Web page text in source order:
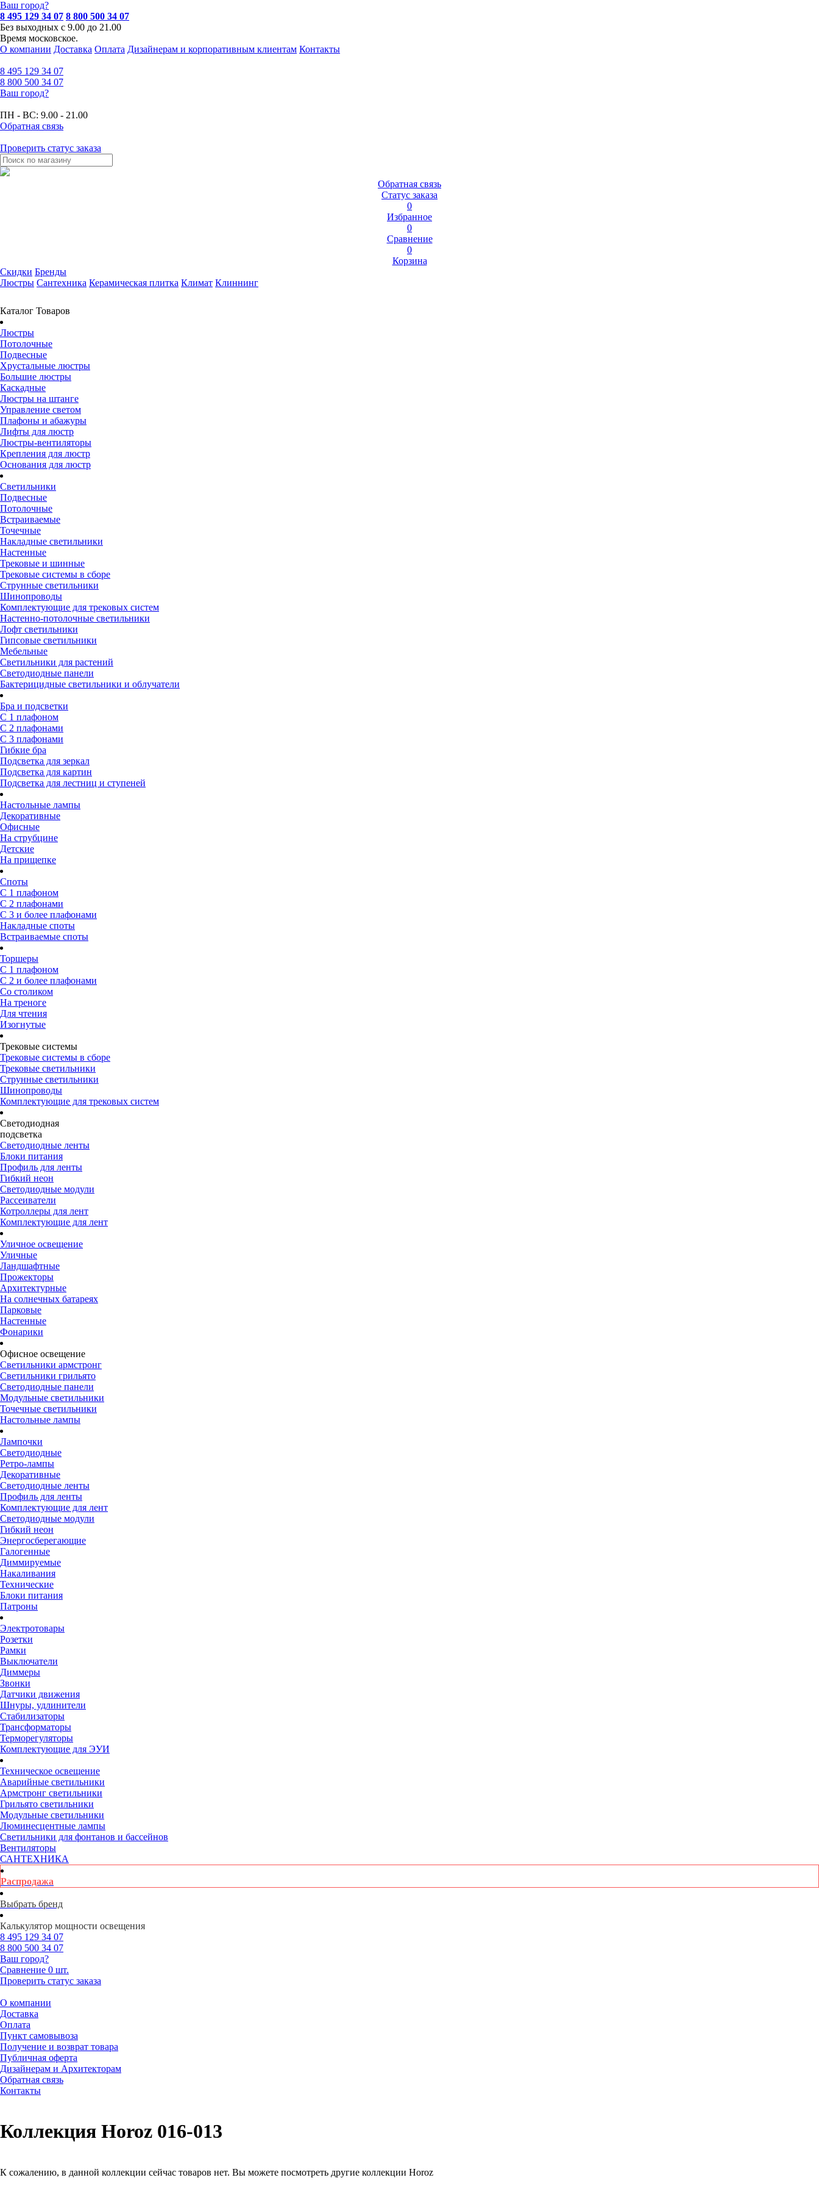
Ваш город?
8 495 129 34 07 8 800 500 34 07
Без выходных с 9.00 до 21.00
Время московское.
О компании Доставка Оплата Дизайнерам и корпоративным клиентам Контакты
8 495 129 34 07
8 800 500 34 07
Ваш город?
ПН - ВС: 9.00 - 21.00
Обратная связь
Проверить статус заказа
Обратная связь
Статус заказа
0
Избранное
0
Сравнение
0
Корзина
Скидки Бренды
Люстры Сантехника Керамическая плитка Климат Клиннинг
Каталог Товаров
Люстры
Потолочные
Подвесные
Хрустальные люстры
Большие люстры
Каскадные
Люстры на штанге
Управление светом
Плафоны и абажуры
Лифты для люстр
Люстры-вентиляторы
Крепления для люстр
Основания для люстр
Светильники
Подвесные
Потолочные
Встраиваемые
Точечные
Накладные светильники
Настенные
Трековые и шинные
Трековые системы в сборе
Струнные светильники
Шинопроводы
Комплектующие для трековых систем
Настенно-потолочные светильники
Лофт светильники
Гипсовые светильники
Мебельные
Светильники для растений
Светодиодные панели
Бактерицидные светильники и облучатели
Бра и подсветки
С 1 плафоном
С 2 плафонами
С 3 плафонами
Гибкие бра
Подсветка для зеркал
Подсветка для картин
Подсветка для лестниц и ступеней
Настольные лампы
Декоративные
Офисные
На струбцине
Детские
На прищепке
Споты
С 1 плафоном
С 2 плафонами
С 3 и более плафонами
Накладные споты
Встраиваемые споты
Торшеры
С 1 плафоном
С 2 и более плафонами
Со столиком
На треноге
Для чтения
Изогнутые
Трековые системы
Трековые системы в сборе
Трековые светильники
Струнные светильники
Шинопроводы
Комплектующие для трековых систем
Светодиодная
подсветка
Светодиодные ленты
Блоки питания
Профиль для ленты
Гибкий неон
Светодиодные модули
Рассеиватели
Котроллеры для лент
Комплектующие для лент
Уличное освещение
Уличные
Ландшафтные
Прожекторы
Архитектурные
На солнечных батареях
Парковые
Настенные
Фонарики
Офисное освещение
Светильники армстронг
Светильники грильято
Светодиодные панели
Модульные светильники
Точечные светильники
Настольные лампы
Лампочки
Светодиодные
Ретро-лампы
Декоративные
Светодиодные ленты
Профиль для ленты
Комплектующие для лент
Светодиодные модули
Гибкий неон
Энергосберегающие
Галогенные
Диммируемые
Накаливания
Технические
Блоки питания
Патроны
Электротовары
Розетки
Рамки
Выключатели
Диммеры
Звонки
Датчики движения
Шнуры, удлинители
Стабилизаторы
Трансформаторы
Терморегуляторы
Комплектующие для ЭУИ
Техническое освещение
Аварийные светильники
Армстронг светильники
Грильято светильники
Модульные светильники
Люминесцентные лампы
Светильники для фонтанов и бассейнов
Вентиляторы
САНТЕХНИКА
Распродажа
Выбрать бренд
Калькулятор мощности освещения
8 495 129 34 07
8 800 500 34 07
Ваш город?
Сравнение 0 шт.
Проверить статус заказа
О компании
Доставка
Оплата
Пункт самовывоза
Получение и возврат товара
Публичная оферта
Дизайнерам и Архитекторам
Обратная связь
Контакты
Коллекция Horoz 016-013
К сожалению, в данной коллекции сейчас товаров нет. Вы можете посмотреть другие коллекции Horoz